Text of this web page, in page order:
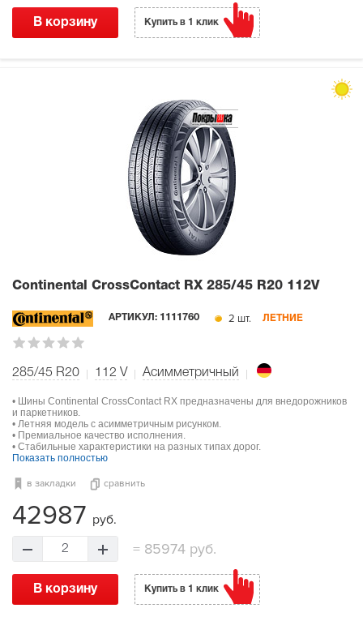
В корзину Купить в 1 клик
Continental CrossContact RX 285/45 R20 112V
АРТИКУЛ: 1111760 2 шт. ЛЕТНИЕ
285/45 R20 112 V Асимметричный
• Шины Continental CrossContact RX предназначены для внедорожников
и паркетников.
• Летняя модель с асимметричным рисунком.
• Премиальное качество исполнения.
• Стабильные характеристики на разных типах дорог.
Показать полностью
в закладки сравнить
42987 руб.
2 = 85974 руб.
В корзину Купить в 1 клик